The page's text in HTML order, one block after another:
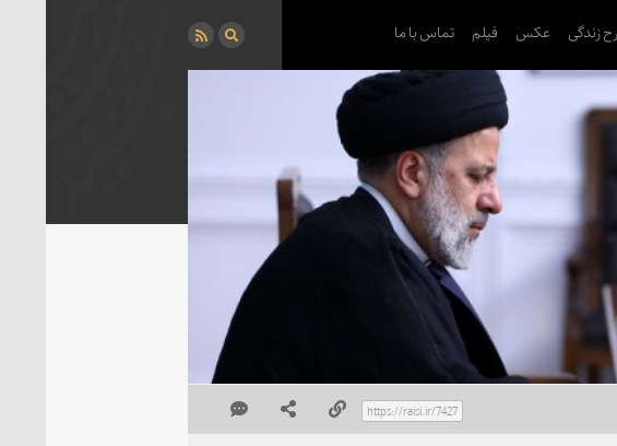
زندگی عکس فیلم تماس با ما